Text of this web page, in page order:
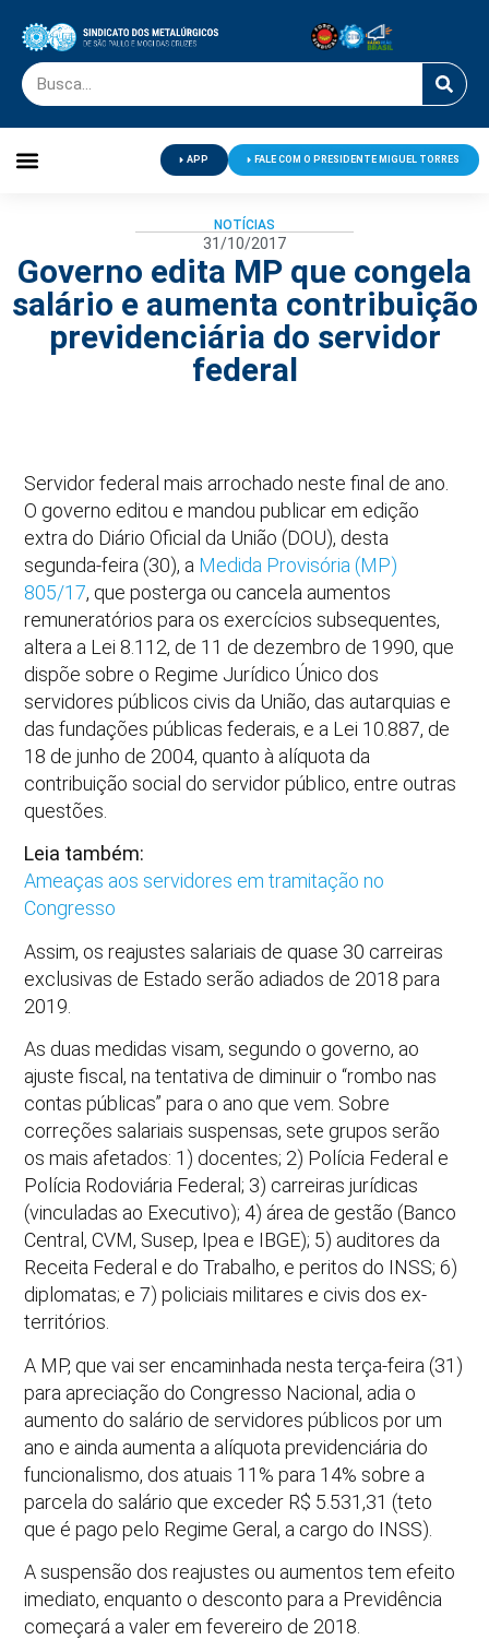
APP FALE COM O PRESIDENTE MIGUEL TORRES
NOTÍCIAS
31/10/2017
Governo edita MP que congela
salário e aumenta contribuição
previdenciária do servidor
federal
Servidor federal mais arrochado neste final de ano.
O governo editou e mandou publicar em edição
extra do Diário Oficial da União (DOU), desta
segunda-feira (30), a Medida Provisória (MP)
805/17, que posterga ou cancela aumentos
remuneratórios para os exercícios subsequentes,
altera a Lei 8.112, de 11 de dezembro de 1990, que
dispõe sobre o Regime Jurídico Único dos
servidores públicos civis da União, das autarquias e
das fundações públicas federais, e a Lei 10.887, de
18 de junho de 2004, quanto à alíquota da
contribuição social do servidor público, entre outras
questões.
Leia também:
Ameaças aos servidores em tramitação no
Congresso
Assim, os reajustes salariais de quase 30 carreiras
exclusivas de Estado serão adiados de 2018 para
2019.
As duas medidas visam, segundo o governo, ao
ajuste fiscal, na tentativa de diminuir o “rombo nas
contas públicas” para o ano que vem. Sobre
correções salariais suspensas, sete grupos serão
os mais afetados: 1) docentes; 2) Polícia Federal e
Polícia Rodoviária Federal; 3) carreiras jurídicas
(vinculadas ao Executivo); 4) área de gestão (Banco
Central, CVM, Susep, Ipea e IBGE); 5) auditores da
Receita Federal e do Trabalho, e peritos do INSS; 6)
diplomatas; e 7) policiais militares e civis dos ex-
territórios.
A MP, que vai ser encaminhada nesta terça-feira (31)
para apreciação do Congresso Nacional, adia o
aumento do salário de servidores públicos por um
ano e ainda aumenta a alíquota previdenciária do
funcionalismo, dos atuais 11% para 14% sobre a
parcela do salário que exceder R$ 5.531,31 (teto
que é pago pelo Regime Geral, a cargo do INSS).
A suspensão dos reajustes ou aumentos tem efeito
imediato, enquanto o desconto para a Previdência
começará a valer em fevereiro de 2018.